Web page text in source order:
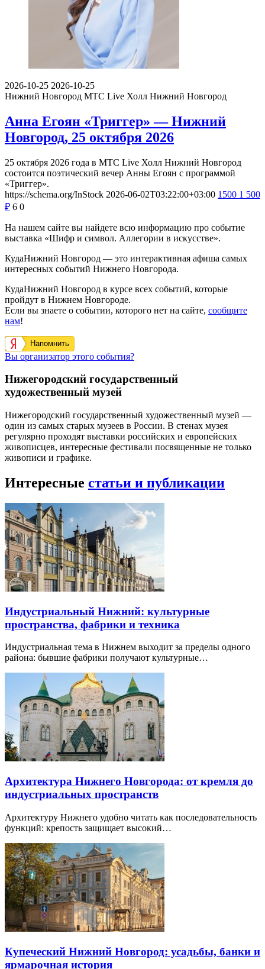
2026-10-25 2026-10-25
Нижний Новгород МТС Live Холл Нижний Новгород
Анна Егоян «Триггер» — Нижний
Новгород, 25 октября 2026
25 октября 2026 года в МТС Live Холл Нижний Новгород
состоится поэтический вечер Анны Егоян с программой
«Триггер».
https://schema.org/InStock 2026-06-02T03:22:00+03:00 1500 1 500
₽ 6 0
На нашем сайте вы найдете всю информацию про событие
выставка «Шифр и символ. Аллегории в искусстве».
КудаНижний Новгород — это интерактивная афиша самых
интересных событий Нижнего Новгорода.
КудаНижний Новгород в курсе всех событий, которые
пройдут в Нижнем Новгороде.
Если вы знаете о событии, которого нет на сайте, сообщите
нам!
Напомнить
Вы организатор этого события?
Нижегородский государственный
художественный музей
Нижегородский государственный художественный музей —
один из самых старых музеев в России. В стенах музея
регулярно проходят выставки российских и европейских
живописцев, интересные фестивали посвященные не только
живописи и графике.
Интересные статьи и публикации
Индустриальный Нижний: культурные
пространства, фабрики и техника
Индустриальная тема в Нижнем выходит за пределы одного
района: бывшие фабрики получают культурные…
Архитектура Нижнего Новгорода: от кремля до
индустриальных пространств
Архитектуру Нижнего удобно читать как последовательность
функций: крепость защищает высокий…
Купеческий Нижний Новгород: усадьбы, банки и
ярмарочная история